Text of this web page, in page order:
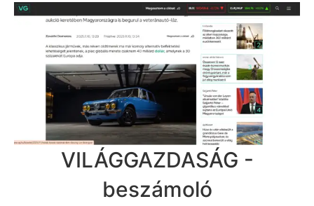
VILÁGGAZDASÁG -
beszámoló